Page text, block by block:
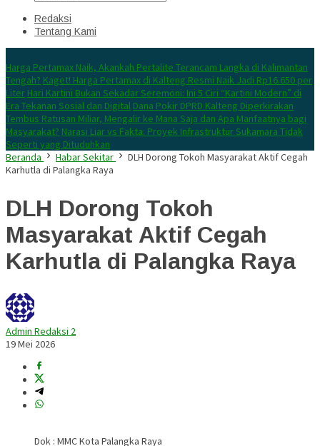
Redaksi
Tentang Kami
Harga Pertamax Naik, Akankah Pertalite Terancam Langka di Kalimantan
Tengah? Kaget! Harga Pertamax di Kalteng Resmi Naik Jadi Rp16.650 per
Liter Hari Kartini Bukan Sekadar Seremoni: Ini 5 Ciri “Kartini Modern” di
Era Tekanan Sosial dan Digital Dana Pokir DPRD Kalteng Diperkirakan
Tembus Ratusan Miliar, Mengalir ke Mana Saja dan Apa Manfaatnya bagi
Masyarakat? Narasi Liar vs Fakta: Proyek Infrastruktur Sukamara Tidak
Seperti yang Dituduhkan
Beranda
Habar Sekitar
DLH Dorong Tokoh Masyarakat Aktif Cegah
Karhutla di Palangka Raya
DLH Dorong Tokoh
Masyarakat Aktif Cegah
Karhutla di Palangka Raya
Admin Redaksi 2
19 Mei 2026
Dok : MMC Kota Palangka Raya